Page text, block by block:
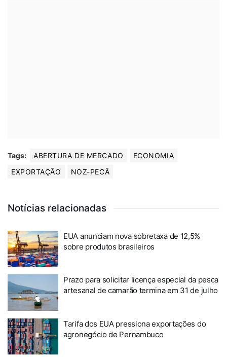
Tags: ABERTURA DE MERCADO
ECONOMIA
EXPORTAÇÃO
NOZ-PECÃ
Notícias relacionadas
EUA anunciam nova sobretaxa de 12,5%
sobre produtos brasileiros
Prazo para solicitar licença especial da pesca
artesanal de camarão termina em 31 de julho
Tarifa dos EUA pressiona exportações do
agronegócio de Pernambuco